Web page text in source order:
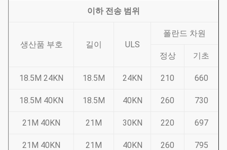
이하 전송 범위
생산품 부호 길이 ULS
폴란드 차원
정상 기초
18.5M 24KN 18.5M 24KN 210 660
18.5M 40KN 18.5M 40KN 260 730
21M 40KN 21M 30KN 220 697
21M 40KN 21M 40KN 260 795